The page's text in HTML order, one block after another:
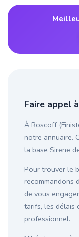
Faire appel
À Roscoff
notre annuaire.
la base Sirene de
Pour trouver le
recommandons
de vous
tarifs, les délais
professionnel.